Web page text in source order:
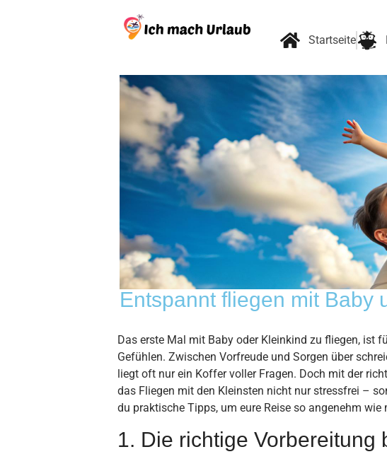
Startseite
Entspannt fliegen mit Baby
Das erste Mal mit Baby oder Kleinkind zu fliegen, ist
Gefühlen. Zwischen Vorfreude und Sorgen über
liegt oft nur ein Koffer voller Fragen. Doch mit der
das Fliegen mit den Kleinsten nicht nur stressfrei –
du praktische Tipps, um eure Reise so angenehm
1. Die richtige Vorbereitung